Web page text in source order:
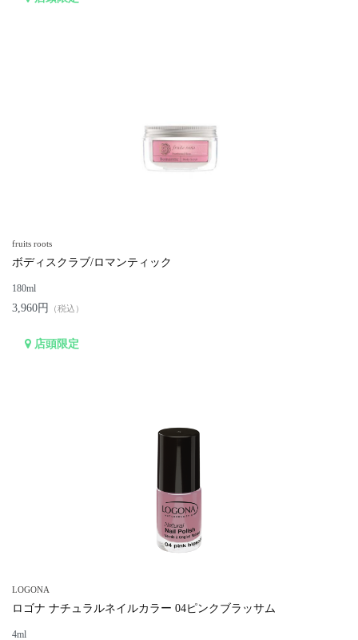
fruits roots
ボディスクラブ/ロマンティック
180ml
3,960円 （税込）
店頭限定
LOGONA
ロゴナ ナチュラルネイルカラー 04ピンクブラッサム
4ml